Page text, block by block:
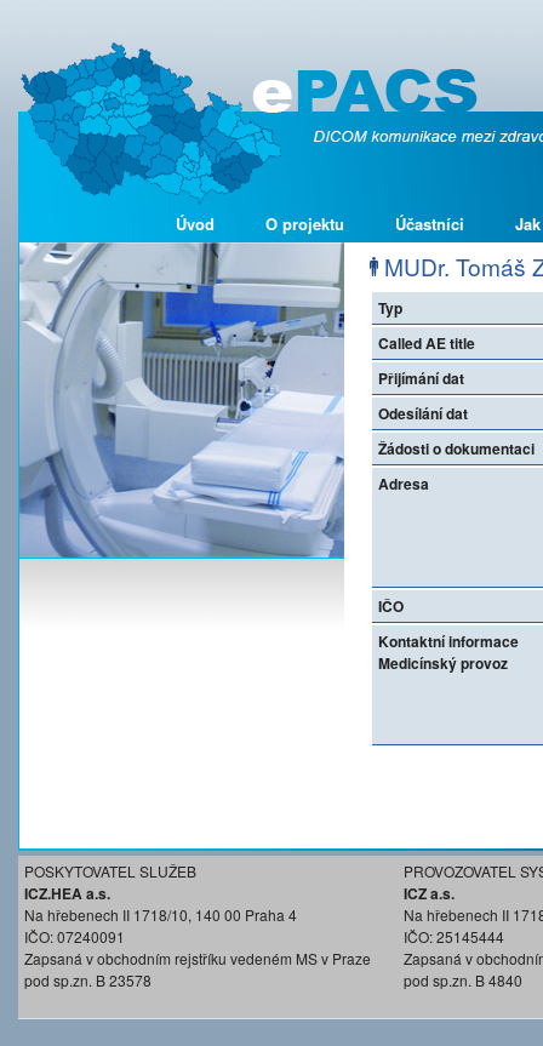
Úvod O projektu Účastníci
MUDr. Tomáš
Typ
Called AE title
Přijímání dat
Odesílání dat
Žádosti o dokumentaci
Adresa
IČO
Kontaktní informace
Medicínský provoz
POSKYTOVATEL SLUŽEB
ICZ.HEA a.s.
Na hřebenech II 1718/10, 140 00 Praha 4
IČO: 07240091
Zapsaná v obchodním rejstříku vedeném MS v Praze
pod sp.zn. B 23578
PROVOZOVATEL
ICZ a.s.
Na hřebenech II
IČO: 25145444
Zapsaná v
pod sp.zn. B 4840